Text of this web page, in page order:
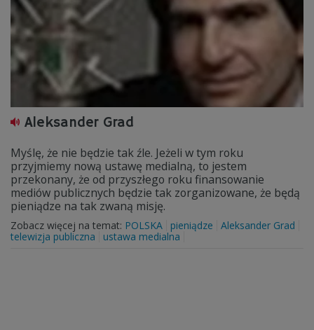
Aleksander Grad
Myślę, że nie będzie tak źle. Jeżeli w tym roku
przyjmiemy nową ustawę medialną, to jestem
przekonany, że od przyszłego roku finansowanie
mediów publicznych będzie tak zorganizowane, że będą
pieniądze na tak zwaną misję.
Zobacz więcej na temat: POLSKA pieniądze
Aleksander Grad
telewizja publiczna
ustawa medialna